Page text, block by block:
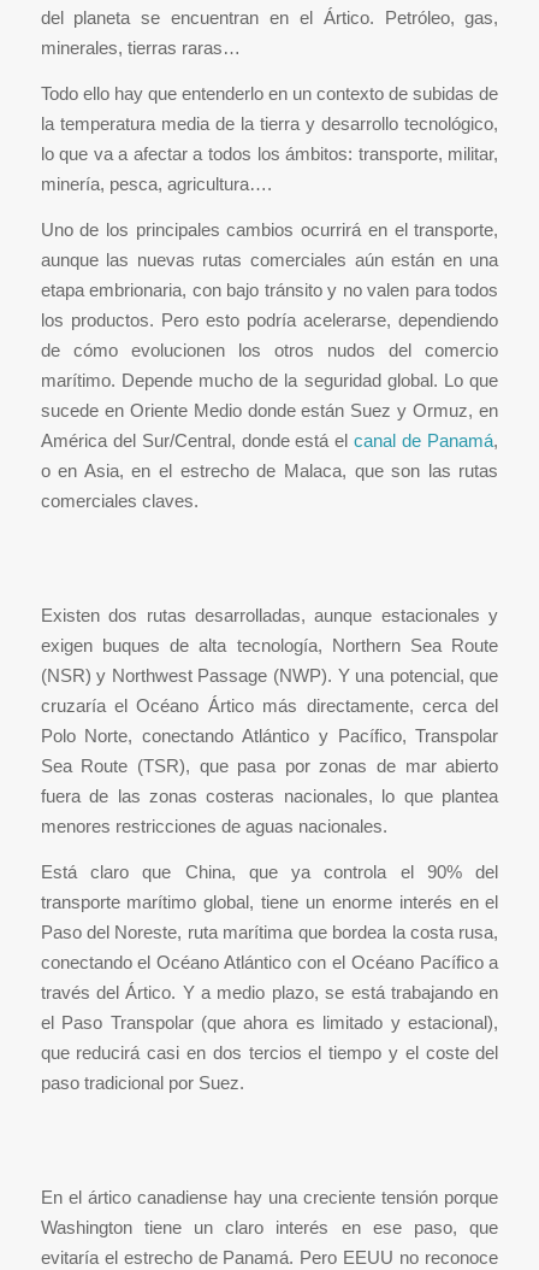
del planeta se encuentran en el Ártico. Petróleo, gas,
minerales, tierras raras…
Todo ello hay que entenderlo en un contexto de subidas de
la temperatura media de la tierra y desarrollo tecnológico,
lo que va a afectar a todos los ámbitos: transporte, militar,
minería, pesca, agricultura….
Uno de los principales cambios ocurrirá en el transporte,
aunque las nuevas rutas comerciales aún están en una
etapa embrionaria, con bajo tránsito y no valen para todos
los productos. Pero esto podría acelerarse, dependiendo
de cómo evolucionen los otros nudos del comercio
marítimo. Depende mucho de la seguridad global. Lo que
sucede en Oriente Medio donde están Suez y Ormuz, en
América del Sur/Central, donde está el canal de Panamá,
o en Asia, en el estrecho de Malaca, que son las rutas
comerciales claves.
Existen dos rutas desarrolladas, aunque estacionales y
exigen buques de alta tecnología, Northern Sea Route
(NSR) y Northwest Passage (NWP). Y una potencial, que
cruzaría el Océano Ártico más directamente, cerca del
Polo Norte, conectando Atlántico y Pacífico, Transpolar
Sea Route (TSR), que pasa por zonas de mar abierto
fuera de las zonas costeras nacionales, lo que plantea
menores restricciones de aguas nacionales.
Está claro que China, que ya controla el 90% del
transporte marítimo global, tiene un enorme interés en el
Paso del Noreste, ruta marítima que bordea la costa rusa,
conectando el Océano Atlántico con el Océano Pacífico a
través del Ártico. Y a medio plazo, se está trabajando en
el Paso Transpolar (que ahora es limitado y estacional),
que reducirá casi en dos tercios el tiempo y el coste del
paso tradicional por Suez.
En el ártico canadiense hay una creciente tensión porque
Washington tiene un claro interés en ese paso, que
evitaría el estrecho de Panamá. Pero EEUU no reconoce